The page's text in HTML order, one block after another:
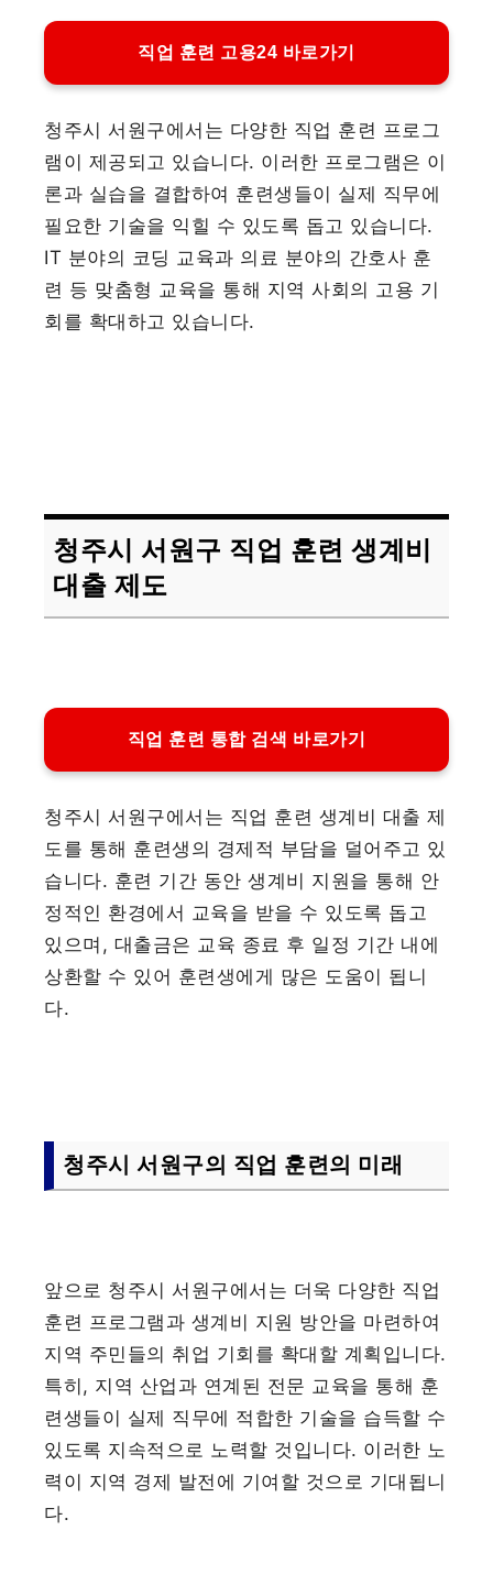
직업 훈련 고용24 바로가기
청주시 서원구에서는 다양한 직업 훈련 프로그
램이 제공되고 있습니다. 이러한 프로그램은 이
론과 실습을 결합하여 훈련생들이 실제 직무에
필요한 기술을 익힐 수 있도록 돕고 있습니다.
IT 분야의 코딩 교육과 의료 분야의 간호사 훈
련 등 맞춤형 교육을 통해 지역 사회의 고용 기
회를 확대하고 있습니다.
청주시 서원구 직업 훈련 생계비
대출 제도
직업 훈련 통합 검색 바로가기
청주시 서원구에서는 직업 훈련 생계비 대출 제
도를 통해 훈련생의 경제적 부담을 덜어주고 있
습니다. 훈련 기간 동안 생계비 지원을 통해 안
정적인 환경에서 교육을 받을 수 있도록 돕고
있으며, 대출금은 교육 종료 후 일정 기간 내에
상환할 수 있어 훈련생에게 많은 도움이 됩니
다.
청주시 서원구의 직업 훈련의 미래
앞으로 청주시 서원구에서는 더욱 다양한 직업
훈련 프로그램과 생계비 지원 방안을 마련하여
지역 주민들의 취업 기회를 확대할 계획입니다.
특히, 지역 산업과 연계된 전문 교육을 통해 훈
련생들이 실제 직무에 적합한 기술을 습득할 수
있도록 지속적으로 노력할 것입니다. 이러한 노
력이 지역 경제 발전에 기여할 것으로 기대됩니
다.